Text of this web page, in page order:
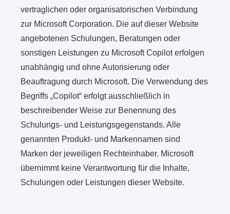
vertraglichen oder organisatorischen Verbindung
zur Microsoft Corporation. Die auf dieser Website
angebotenen Schulungen, Beratungen oder
sonstigen Leistungen zu Microsoft Copilot erfolgen
unabhängig und ohne Autorisierung oder
Beauftragung durch Microsoft. Die Verwendung des
Begriffs „Copilot“ erfolgt ausschließlich in
beschreibender Weise zur Benennung des
Schulungs- und Leistungsgegenstands. Alle
genannten Produkt- und Markennamen sind
Marken der jeweiligen Rechteinhaber. Microsoft
übernimmt keine Verantwortung für die Inhalte,
Schulungen oder Leistungen dieser Website.